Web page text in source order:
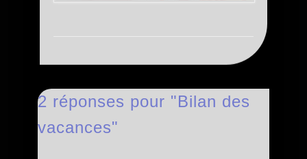
2 réponses pour "Bilan des
vacances"